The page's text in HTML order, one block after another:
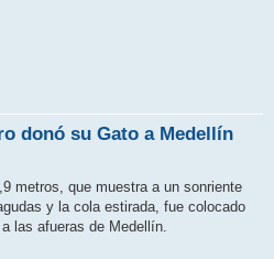
donó su Gato a Medellín
metros, que muestra a un sonriente
y la cola estirada, fue colocado
las afueras de Medellín.